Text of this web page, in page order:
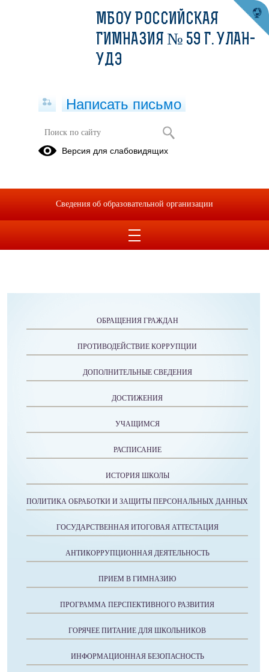
Правила библиотеки
Правила библиотеки
(скачать)
ОБРАЩЕНИЯ ГРАЖДАН
ПРОТИВОДЕЙСТВИЕ КОРРУПЦИИ
ДОПОЛНИТЕЛЬНЫЕ СВЕДЕНИЯ
ДОСТИЖЕНИЯ
УЧАЩИМСЯ
РАСПИСАНИЕ
ИСТОРИЯ ШКОЛЫ
ПОЛИТИКА ОБРАБОТКИ И ЗАЩИТЫ ПЕРСОНАЛЬНЫХ ДАННЫХ
ГОСУДАРСТВЕННАЯ ИТОГОВАЯ АТТЕСТАЦИЯ
АНТИКОРРУПЦИОННАЯ ДЕЯТЕЛЬНОСТЬ
ПРИЕМ В ГИМНАЗИЮ
ПРОГРАММА ПЕРСПЕКТИВНОГО РАЗВИТИЯ
ГОРЯЧЕЕ ПИТАНИЕ ДЛЯ ШКОЛЬНИКОВ
ИНФОРМАЦИОННАЯ БЕЗОПАСНОСТЬ
МБОУ РОССИЙСКАЯ
ГИМНАЗИЯ № 59 Г. УЛАН-
УДЭ
Написать письмо
Версия для слабовидящих
Сведения об образовательной организации